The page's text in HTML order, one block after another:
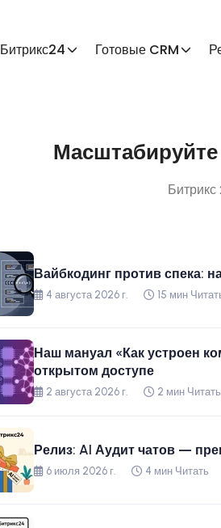
Битрикс24 Готовые CRM
Вайбкодинг против спека:
4 августа 2026 г. 15 мин
Наш мануал «Как устроен
открытом доступе
2 августа 2026 г. 2 мин Читать
Релиз: AI Аудит чатов —
6 июля 2026 г. 4 мин Читать